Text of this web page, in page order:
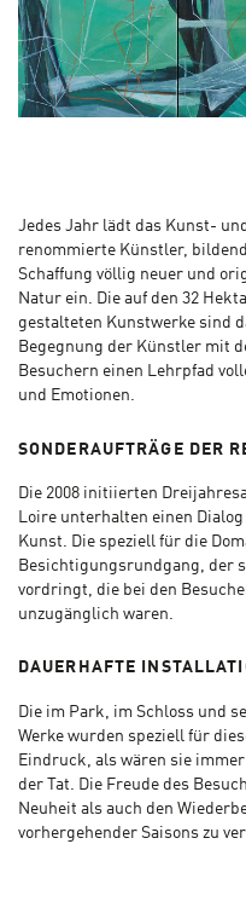
Jedes Jahr lädt das Kunst-
renommierte Künstler,
Schaffung völlig neuer und
Natur ein. Die auf den 32
gestalteten Kunstwerke sind
Begegnung der Künstler mit
Besuchern einen Lehrpfad
und Emotionen.
SONDERAUFTRÄGE DER
Die 2008 initiierten
Loire unterhalten einen
Kunst. Die speziell für die
Besichtigungsrundgang, der
vordringt, die bei den
unzugänglich waren.
DAUERHAFTE
Die im Park, im Schloss und
Werke wurden speziell für
Eindruck, als wären sie
der Tat. Die Freude des
Neuheit als auch den
vorhergehender Saisons zu